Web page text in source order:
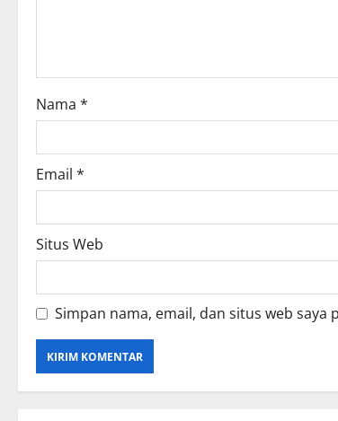
i
o
n
Nama *
Email *
Situs Web
Simpan nama, email, dan situs web